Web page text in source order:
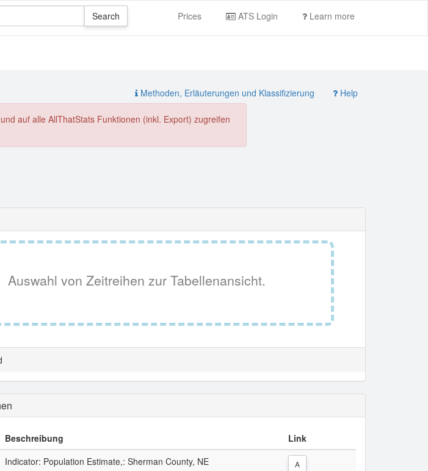
Prices ATS Login Learn more
Methoden, Erläuterungen und Klassifizierung Help
auf alle AllThatStats Funktionen (inkl. Export) zugreifen
Auswahl von Zeitreihen zur Tabellenansicht.
Beschreibung Link
Indicator: Population Estimate,: Sherman County, NE A